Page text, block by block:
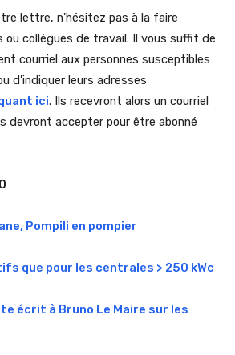
lettre, n'hésitez pas à la faire
ou collègues de travail. Il vous suffit de
courriel aux personnes susceptibles
d'indiquer leurs adresses
ici. Ils recevront alors un courriel
devront accepter pour être abonné
Pompili en pompier
que pour les centrales > 250 kWc
écrit à Bruno Le Maire sur les